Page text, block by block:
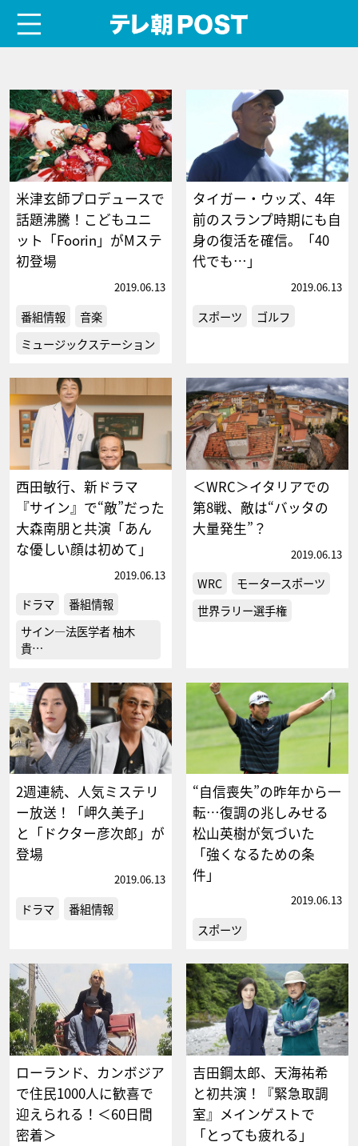
米津玄師プロデュースで
話題沸騰！こどもユニ
ット「Foorin」がMステ
初登場
2019.06.13
番組情報
音楽
ミュージックステーション
タイガー・ウッズ、4年
前のスランプ時期にも自
身の復活を確信。「40
代でも…」
2019.06.13
スポーツ ゴルフ
西田敏行、新ドラマ
『サイン』で“敵”だった
大森南朋と共演「あん
な優しい顔は初めて」
2019.06.13
ドラマ
番組情報
サイン―法医学者 柚木
貴…
＜WRC＞イタリアでの
第8戦、敵は“バッタの
大量発生”？
2019.06.13
WRC
モータースポーツ
世界ラリー選手権
2週連続、人気ミステリ
ー放送！「岬久美子」
と「ドクター彦次郎」が
登場
2019.06.13
ドラマ 番組情報
“自信喪失”の昨年から一
転…復調の兆しみせる
松山英樹が気づいた
「強くなるための条
件」
2019.06.13
スポーツ
ローランド、カンボジア
で住民1000人に歓喜で
迎えられる！＜60日間
密着＞
吉田鋼太郎、天海祐希
と初共演！『緊急取調
室』メインゲストで
「とっても疲れる」